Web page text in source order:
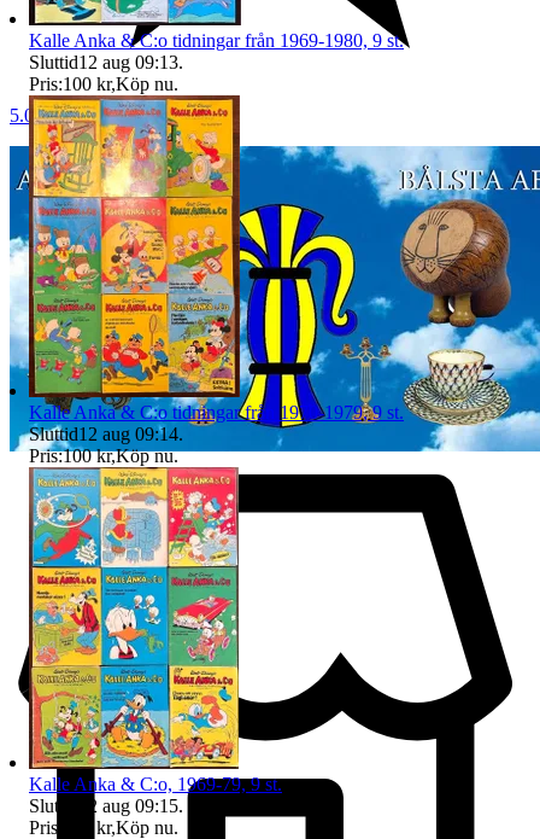
5.0
Kalle Anka & C:o tidningar från 1969-1980, 9 st.
Sluttid12 aug 09:13.
Pris:100 kr,Köp nu.
Kalle Anka & C:o tidningar från 1970-1979, 9 st.
Sluttid12 aug 09:14.
Pris:100 kr,Köp nu.
Kalle Anka & C:o, 1969-79, 9 st.
Sluttid
12 aug 09:15.
Pris:
100 kr,Köp nu.